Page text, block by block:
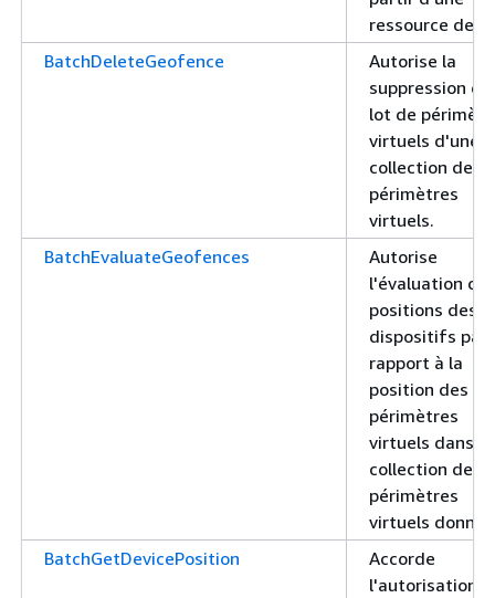
ressource de
BatchDeleteGeofence
Autorise la
suppression
lot de
virtuels d'une
collection de
périmètres
virtuels.
BatchEvaluateGeofences
Autorise
l'évaluation
positions des
dispositifs par
rapport à la
position des
périmètres
virtuels dans
collection de
périmètres
virtuels
BatchGetDevicePosition
Accorde
l'autorisation